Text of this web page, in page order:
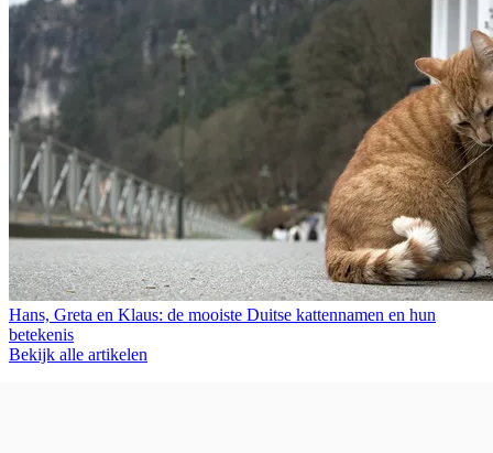
Hans, Greta en Klaus: de mooiste Duitse kattennamen en hun
betekenis
Bekijk alle artikelen